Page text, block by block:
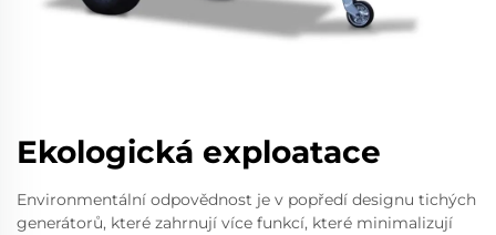
Ekologická exploatace
Environmentální odpovědnost je v popředí designu tichých
generátorů, které zahrnují více funkcí, které minimalizují